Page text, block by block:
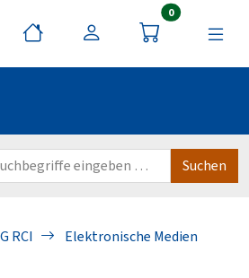
0Artikel im
RCI Elektronische Medien